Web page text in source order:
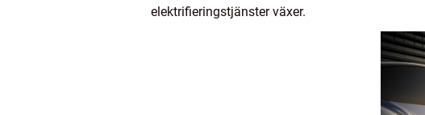
elektrifieringstjänster växer.